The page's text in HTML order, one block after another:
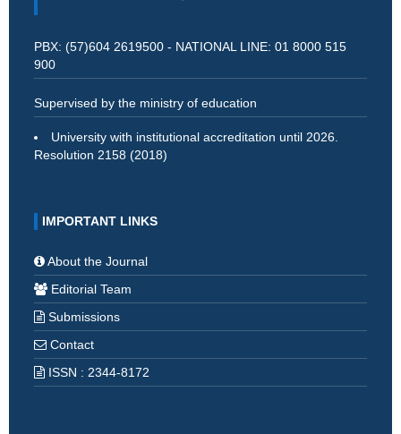
PBX: (57)604 2619500 - NATIONAL LINE: 01 8000 515
900
Supervised by the ministry of education
University with institutional accreditation until 2026.
Resolution 2158 (2018)
IMPORTANT LINKS
About the Journal
Editorial Team
Submissions
Contact
ISSN : 2344-8172